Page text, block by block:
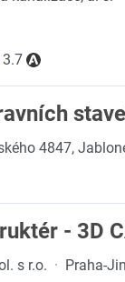
3.7
4847,
- 3D
s r.o. · Praha-